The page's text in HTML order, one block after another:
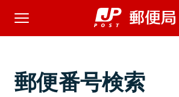
郵便番号検索